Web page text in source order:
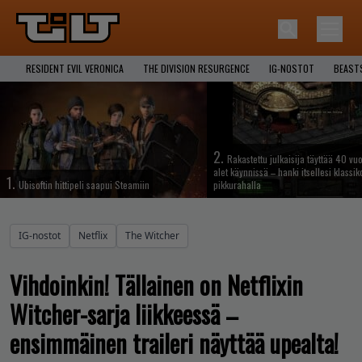
RESIDENT EVIL VERONICA THE DIVISION RESURGENCE IG-NOSTOT
1. Ubisoftin hittipeli saapui Steamiin
2. Rakastettu julkaisija täyttää 40
alet käynnissä – hanki itsellesi
pikkurahalla
IG-nostot Netflix The Witcher
Vihdoinkin! Tällainen on Netflixin
Witcher-sarja liikkeessä –
ensimmäinen traileri näyttää upealta!